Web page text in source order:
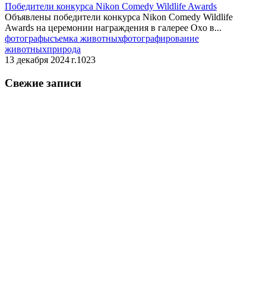
Победители конкурса Nikon Comedy Wildlife Awards
Объявлены победители конкурса Nikon Comedy Wildlife
Awards на церемонии награждения в галерее Oxo в...
фотографысъемка животныхфотографирование
животныхприрода
13 декабря 2024 г.1023
Свежие записи